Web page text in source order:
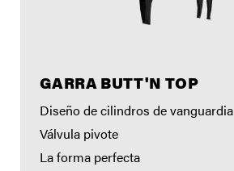
GARRA BUTT'N TOP
Diseño de cilindros de vanguardia
Válvula pivote
La forma perfecta